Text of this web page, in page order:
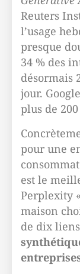
Reuters
l’usage
presque
34 % des
désormais
jour.
plus de
pour une
est le
Perplexity
maison
de dix